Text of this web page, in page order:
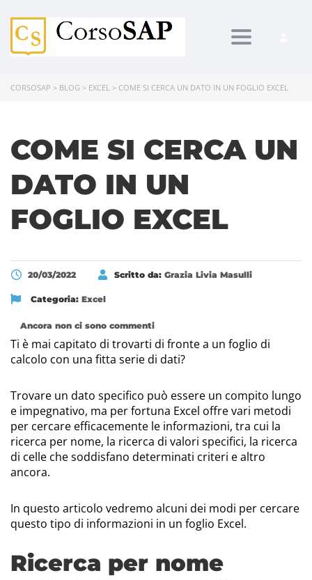
Toggle
CORSOSAP > BLOG > EXCEL > COME SI CERCA UN DATO IN UN FOGLIO EXCEL
COME SI CERCA UN
DATO IN UN
FOGLIO EXCEL
20/03/2022 Scritto da: Grazia Livia Masulli
Categoria: Excel
Ancora non ci sono commenti
Ti è mai capitato di trovarti di fronte a un foglio di
calcolo con una fitta serie di dati?
Trovare un dato specifico può essere un compito lungo
e impegnativo, ma per fortuna Excel offre vari metodi
per cercare efficacemente le informazioni, tra cui la
ricerca per nome, la ricerca di valori specifici, la ricerca
di celle che soddisfano determinati criteri e altro
ancora.
In questo articolo vedremo alcuni dei modi per cercare
questo tipo di informazioni in un foglio Excel.
Ricerca per nome